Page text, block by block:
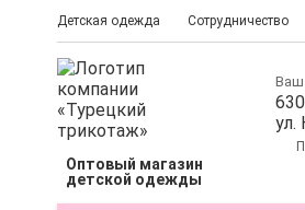
Детская одежда Сотрудничество
Оптовый магазин
детской одежды
Ваш
ул.